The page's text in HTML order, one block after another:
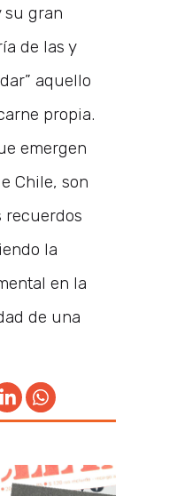
su gran
de las y
aquello
propia.
emergen
Chile, son
recuerdos
la
en la
de una